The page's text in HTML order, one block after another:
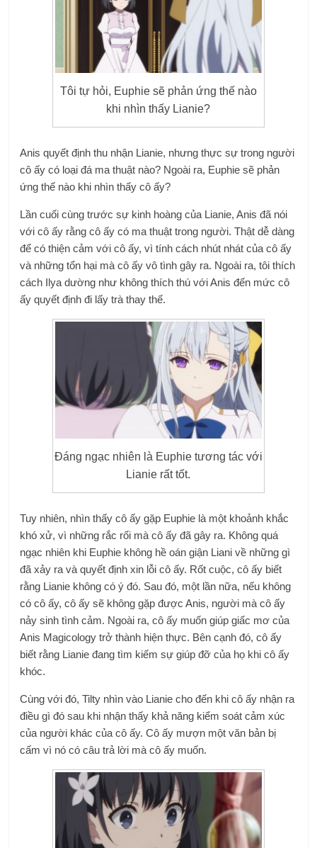
Tôi tự hỏi, Euphie sẽ phản ứng thế nào
khi nhìn thấy Lianie?
Anis quyết định thu nhận Lianie, nhưng thực sự trong người
cô ấy có loại đá ma thuật nào? Ngoài ra, Euphie sẽ phản
ứng thế nào khi nhìn thấy cô ấy?
Lần cuối cùng trước sự kinh hoàng của Lianie, Anis đã nói
với cô ấy rằng cô ấy có ma thuật trong người. Thật dễ dàng
để có thiện cảm với cô ấy, vì tính cách nhút nhát của cô ấy
và những tổn hại mà cô ấy vô tình gây ra. Ngoài ra, tôi thích
cách Ilya dường như không thích thú với Anis đến mức cô
ấy quyết định đi lấy trà thay thế.
Đáng ngạc nhiên là Euphie tương tác với
Lianie rất tốt.
Tuy nhiên, nhìn thấy cô ấy gặp Euphie là một khoảnh khắc
khó xử, vì những rắc rối mà cô ấy đã gây ra. Không quá
ngạc nhiên khi Euphie không hề oán giận Liani về những gì
đã xảy ra và quyết định xin lỗi cô ấy. Rốt cuộc, cô ấy biết
rằng Lianie không có ý đó. Sau đó, một lần nữa, nếu không
có cô ấy, cô ấy sẽ không gặp được Anis, người mà cô ấy
nảy sinh tình cảm. Ngoài ra, cô ấy muốn giúp giấc mơ của
Anis Magicology trở thành hiện thực. Bên cạnh đó, cô ấy
biết rằng Lianie đang tìm kiếm sự giúp đỡ của họ khi cô ấy
khóc.
Cùng với đó, Tilty nhìn vào Lianie cho đến khi cô ấy nhận ra
điều gì đó sau khi nhận thấy khả năng kiểm soát cảm xúc
của người khác của cô ấy. Cô ấy mượn một văn bản bị
cấm vì nó có câu trả lời mà cô ấy muốn.